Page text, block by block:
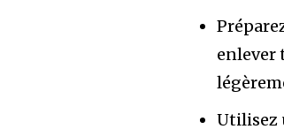
enlever
Utilisez